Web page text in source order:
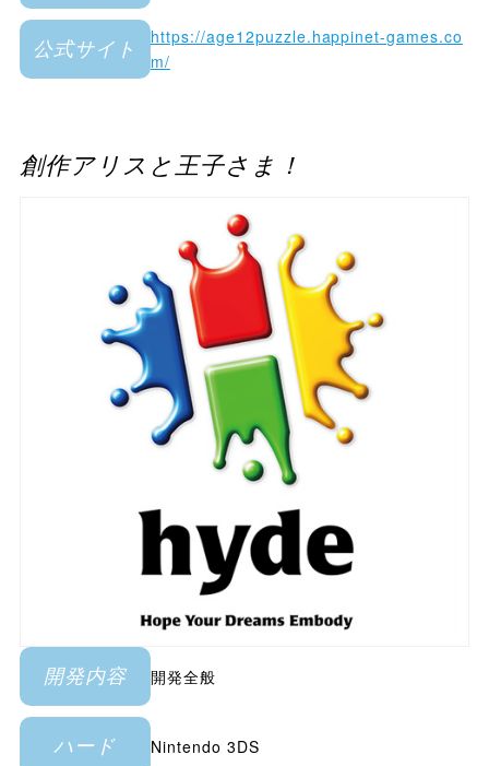
公式サイト
https://age12puzzle.happinet-games.co
m/
創作アリスと王子さま！
開発内容 開発全般
ハード Nintendo 3DS